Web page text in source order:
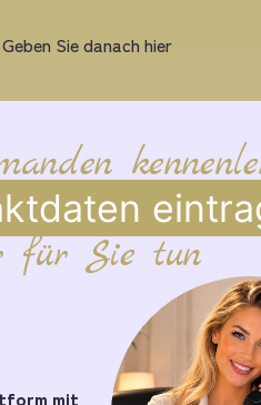
Sie danach hier
für Sie tun
mit